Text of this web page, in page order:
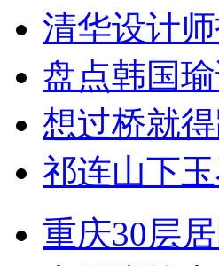
清华设计
盘点韩国
想过桥就
祁连山下
重庆30层